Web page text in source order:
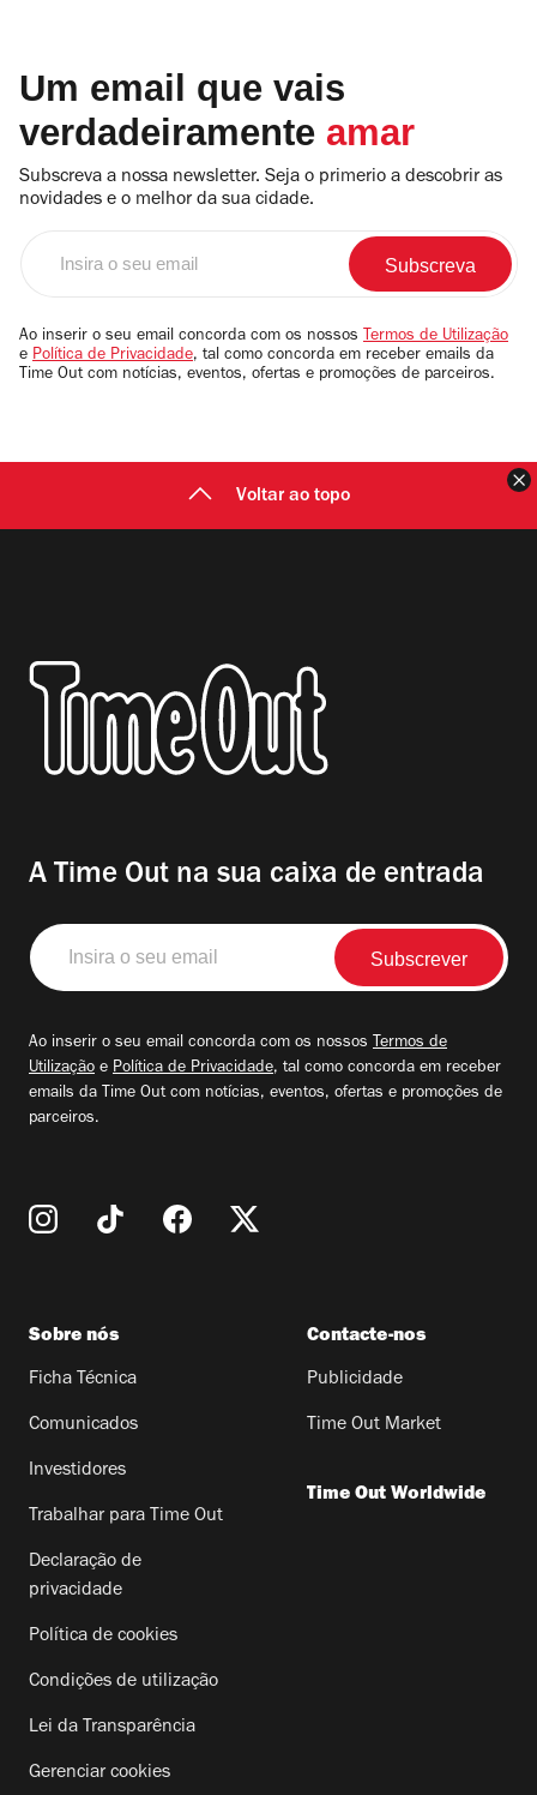
Um email que vais
verdadeiramente amar
Subscreva a nossa newsletter. Seja o primerio a descobrir as
novidades e o melhor da sua cidade.
email
Ao inserir o seu email concorda com os nossos Termos de Utilização
e Política de Privacidade, tal como concorda em receber emails da
Time Out com notícias, eventos, ofertas e promoções de parceiros.
Voltar ao topo
A Time Out na sua caixa de entrada
Insira
o
seu
Ao inserir o seu email concorda com os nossos Termos de
Utilização e Política de Privacidade, tal como concorda em receber
emails da Time Out com notícias, eventos, ofertas e promoções de
parceiros.
Sobre nós
Ficha Técnica
Comunicados
Investidores
Trabalhar para Time Out
Declaração de
privacidade
Política de cookies
Condições de utilização
Lei da Transparência
Gerenciar cookies
Contacte-nos
Publicidade
Time Out Market
Time Out Worldwide